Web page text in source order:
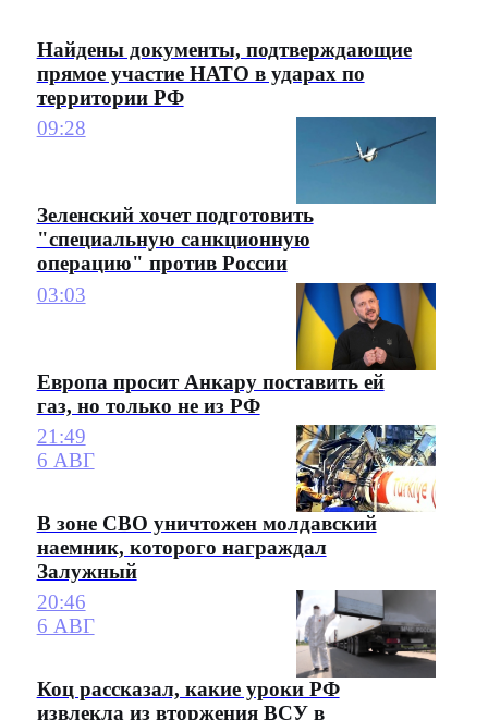
Найдены документы, подтверждающие
прямое участие НАТО в ударах по
территории РФ
09:28
Зеленский хочет подготовить
"специальную санкционную
операцию" против России
03:03
Европа просит Анкару поставить ей
газ, но только не из РФ
21:49
6 АВГ
В зоне СВО уничтожен молдавский
наемник, которого награждал
Залужный
20:46
6 АВГ
Коц рассказал, какие уроки РФ
извлекла из вторжения ВСУ в